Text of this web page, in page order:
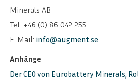
Minerals AB
Tel: +46 (0) 86 042 255
E-Mail: info@augment.se
Anhänge
Der CEO von Eurobattery Minerals,